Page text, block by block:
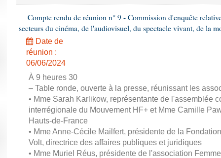
Compte rendu de réunion n° 9 - Commission d'enquête
secteurs du cinéma, de l'audiovisuel, du spectacle vivant, de la
Date de
réunion :
06/06/2024
À 9 heures 30
– Table ronde, ouverte à la presse, réunissant les
• Mme Sarah Karlikow, représentante de l'assemblée
interrégionale du Mouvement HF+ et Mme Camille
Hauts-de-France
• Mme Anne-Cécile Mailfert, présidente de la
Volt, directrice des affaires publiques et juridiques
• Mme Muriel Réus, présidente de l'association